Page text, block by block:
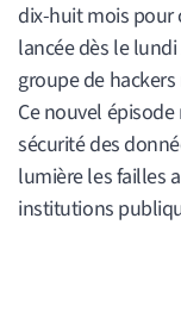
dix-huit mois pour
lancée dès le
groupe de
Ce nouvel
sécurité des
lumière les failles
institutions